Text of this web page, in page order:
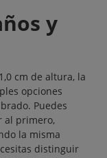
y
cm de altura, la
opciones
Puedes
al primero,
la misma
distinguir